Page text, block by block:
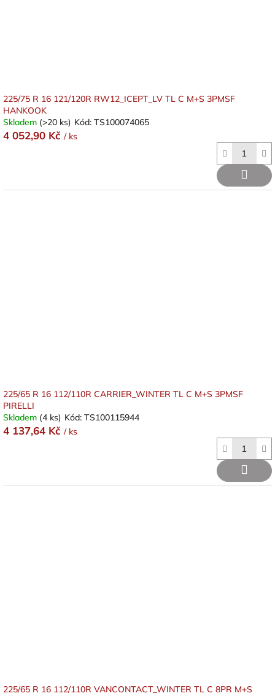
225/75 R 16 121/120R RW12_ICEPT_LV TL C M+S 3PMSF
HANKOOK
Skladem (>20 ks) Kód: TS100074065
4 052,90 Kč / ks
225/65 R 16 112/110R CARRIER_WINTER TL C M+S 3PMSF
PIRELLI
Skladem (4 ks) Kód: TS100115944
4 137,64 Kč / ks
225/65 R 16 112/110R VANCONTACT_WINTER TL C 8PR M+S